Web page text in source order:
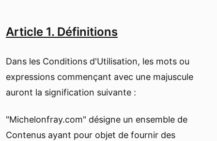
Article 1. Définitions
Dans les Conditions d'Utilisation, les mots ou
expressions commençant avec une majuscule
auront la signification suivante :
"Michelonfray.com" désigne un ensemble de
Contenus ayant pour objet de fournir des